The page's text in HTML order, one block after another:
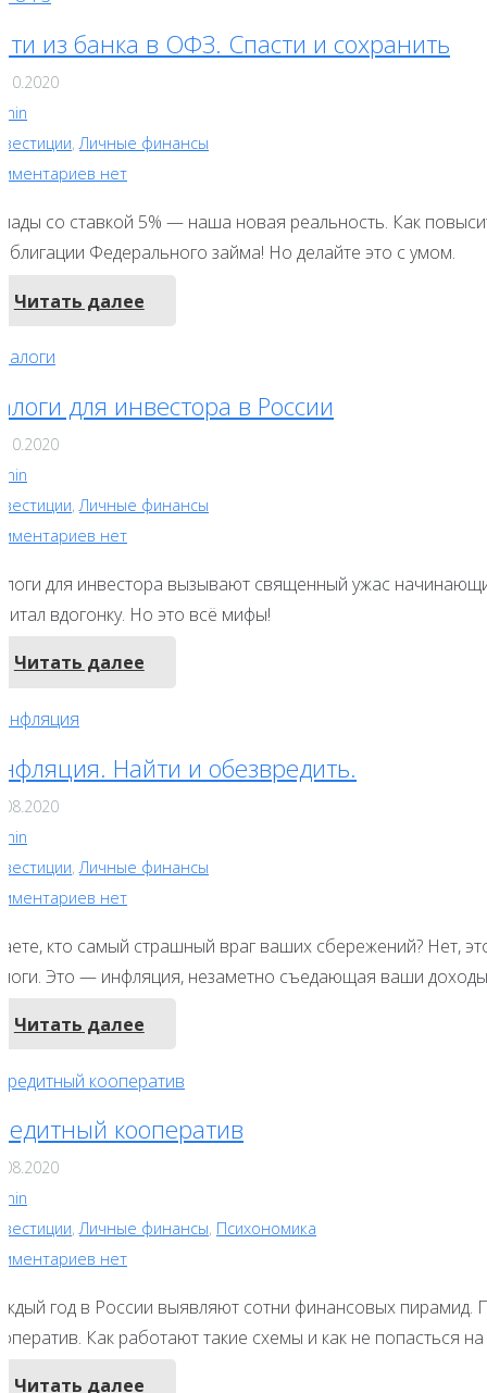
из банка в ОФЗ. Спасти и сохранить
,Личные финансы
нет
со ставкой 5% — наша новая реальность. Как
Федерального займа! Но делайте это с умом.
Читать далее
для инвестора в России
,Личные финансы
нет
для инвестора вызывают священный ужас
вдогонку. Но это всё мифы!
Читать далее
Найти и обезвредить.
, Личные финансы
нет
кто самый страшный враг ваших сбережений? Нет,
Это — инфляция, незаметно съедающая ваши
Читать далее
кооператив
,Личные финансы, Психономика
нет
год в России выявляют сотни финансовых пирамид.
Как работают такие схемы и как не попасться
Читать далее